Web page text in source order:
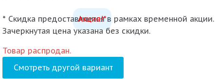
Акция!*
* Скидка предоставляется в рамках временной акции.
Зачеркнутая цена указана без скидки.
Товар распродан.
Смотреть другой вариант